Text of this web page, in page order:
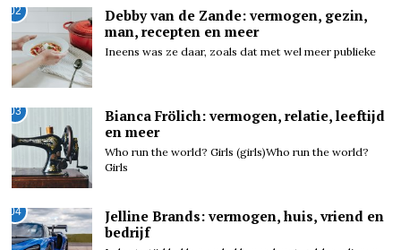
02
Debby van de Zande: vermogen, gezin,
man, recepten en meer
Ineens was ze daar, zoals dat met wel meer publieke
03
Bianca Frölich: vermogen, relatie, leeftijd
en meer
Who run the world? Girls (girls)Who run the world?
Girls
04
Jelline Brands: vermogen, huis, vriend en
bedrijf